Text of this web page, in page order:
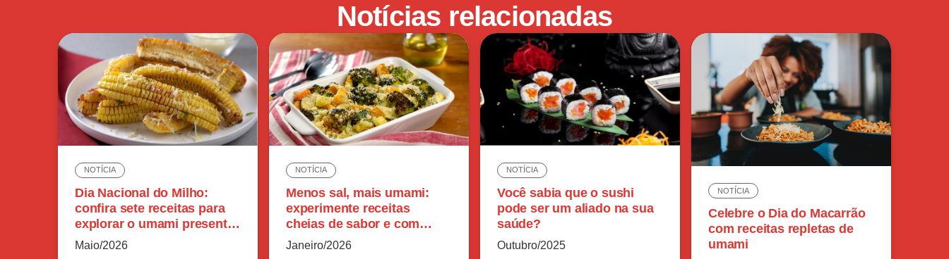
Notícias relacionadas
NOTÍCIA
Dia Nacional do Milho:
confira sete receitas para
explorar o umami presente
no ingrediente
Maio/2026
NOTÍCIA
Menos sal, mais umami:
experimente receitas
cheias de sabor e com
sódio reduzido
Janeiro/2026
NOTÍCIA
Você sabia que o sushi
pode ser um aliado na sua
saúde?
Outubro/2025
NOTÍCIA
Celebre o Dia do Macarrão
com receitas repletas de
umami